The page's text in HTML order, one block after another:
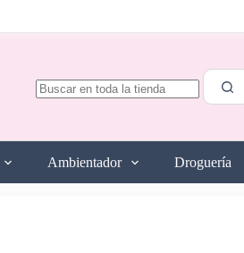
resultados
Ambientador Droguería